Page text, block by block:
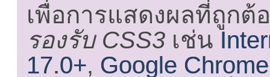
เพื่อการแสดงผลที่ถูกต้
รองรับ CSS3 เช่น
17.0+, Google